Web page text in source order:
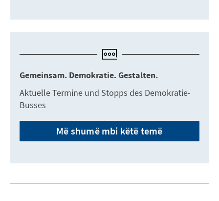
Gemeinsam. Demokratie. Gestalten.
Aktuelle Termine und Stopps des Demokratie-
Busses
Më shumë mbi këtë temë